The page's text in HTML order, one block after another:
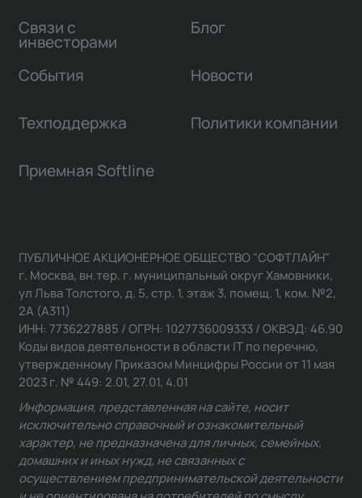
Связи с
инвесторами
Блог
События Новости
Техподдержка Политики компании
Приемная Softline
ПУБЛИЧНОЕ АКЦИОНЕРНОЕ ОБЩЕСТВО "СОФТЛАЙН"
г. Москва, вн.тер. г. муниципальный округ Хамовники,
ул Льва Толстого, д. 5, стр. 1, этаж 3, помещ. 1, ком. №2,
2А (А311)
ИНН: 7736227885 / ОГРН: 1027736009333 / ОКВЭД: 46.90
Коды видов деятельности в области IT по перечню,
утвержденному Приказом Минцифры России от 11 мая
2023 г. № 449: 2.01, 27.01, 4.01
Информация, представленная на сайте, носит
исключительно справочный и ознакомительный
характер, не предназначена для личных, семейных,
домашних и иных нужд, не связанных с
осуществлением предпринимательской деятельности